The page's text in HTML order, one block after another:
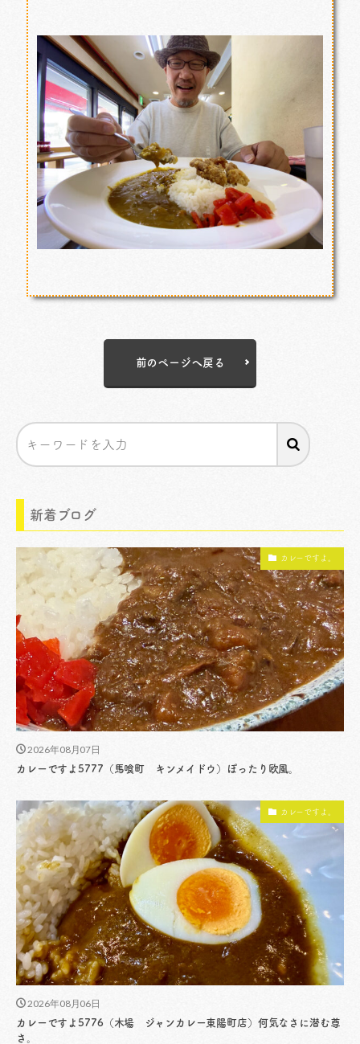
前のページへ戻る
新着ブログ
カレーですよ。
2026年08月07日
カレーですよ5777（馬喰町 キンメイドウ）ぽったり欧風。
カレーですよ。
2026年08月06日
カレーですよ5776（木場 ジャンカレー東陽町店）何気なさに潜む尊
さ。